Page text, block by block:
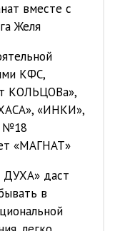
вместе с
Желя
КФС,
КОЛЬЦОВа»,
«ИНКИ»,
№18
«МАГНАТ»
даст
в